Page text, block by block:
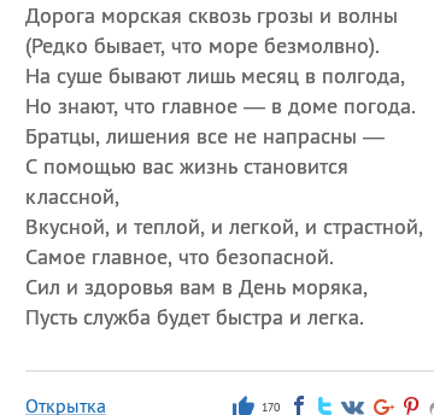
Дорога морская сквозь грозы и волны
(Редко бывает, что море безмолвно).
На суше бывают лишь месяц в полгода,
Но знают, что главное — в доме погода.
Братцы, лишения все не напрасны —
С помощью вас жизнь становится
классной,
Вкусной, и теплой, и легкой, и страстной,
Самое главное, что безопасной.
Сил и здоровья вам в День моряка,
Пусть служба будет быстра и легка.
Открытка 170